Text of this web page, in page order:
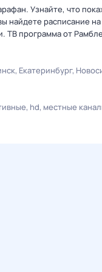
Узнайте, что
расписание
программа от
Екатеринбург
hd местные